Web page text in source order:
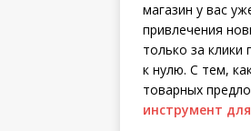
магазин у вас
привлечения
только за
к нулю. С тем,
товарных
инструмент